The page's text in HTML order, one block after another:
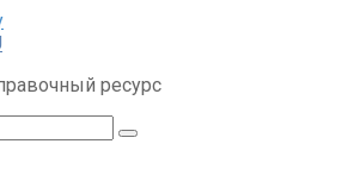
ресурс